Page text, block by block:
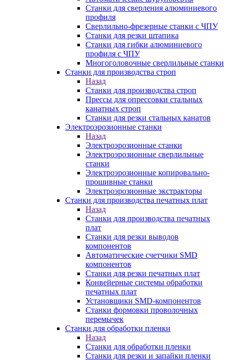
Станки для сверления алюминиевого
профиля
Сверлильно-фрезерные станки с ЧПУ
Станки для резки штапика
Станки для гибки алюминиевого
профиля с ЧПУ
Многоголовочные сверлильные станки
Станки для производства строп
Назад
Станки для производства строп
Прессы для опрессовки стальных
канатных строп
Станки для резки стальных канатов
Электроэрозионные станки
Назад
Электроэрозионные станки
Электроэрозионные сверлильные
станки
Электроэрозионные копировально-
прошивные станки
Электроэрозионные экстракторы
Станки для производства печатных плат
Назад
Станки для производства печатных
плат
Станки для резки выводов
компонентов
Автоматические счетчики SMD
компонентов
Станки для резки печатных плат
Конвейерные системы обработки
печатных плат
Установщики SMD-компонентов
Станки формовки проволочных
перемычек
Станки для обработки пленки
Назад
Станки для обработки пленки
Станки для резки и запайки пленки